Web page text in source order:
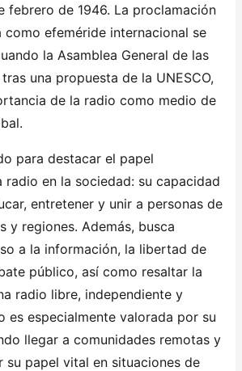
febrero de 1946. La proclamación
efeméride internacional se
la Asamblea General de las
una propuesta de la UNESCO,
de la radio como medio de
para destacar el papel
radio en la sociedad: su capacidad
entretener y unir a personas de
y regiones. Además, busca
a la información, la libertad de
público, así como resaltar la
radio libre, independiente y
es especialmente valorada por su
llegar a comunidades remotas y
su papel vital en situaciones de